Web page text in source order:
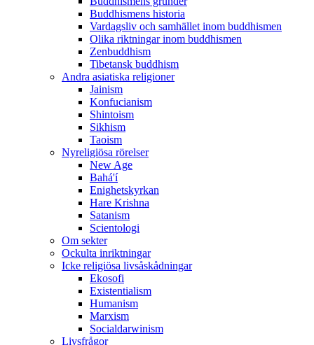
Buddhismens historia
Vardagsliv och samhället inom buddhismen
Olika riktningar inom buddhismen
Zenbuddhism
Tibetansk buddhism
Andra asiatiska religioner
Jainism
Konfucianism
Shintoism
Sikhism
Taoism
Nyreligiösa rörelser
New Age
Bahá'í
Enighetskyrkan
Hare Krishna
Satanism
Scientologi
Om sekter
Ockulta inriktningar
Icke religiösa livsåskådningar
Ekosofi
Existentialism
Humanism
Marxism
Socialdarwinism
Livsfrågor